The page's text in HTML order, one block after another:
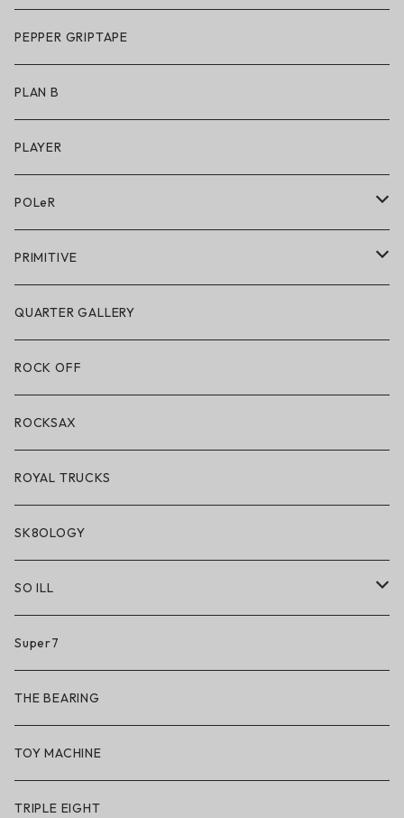
アパレル
アクセサリー
キッズシューズ
サングラス
アンダーウェア
シューズ
アクセサリー・小物
PEPPER GRIPTAPE
PLAN B
PLAYER
POLeR
POLeR × GRIZZLY
POLeR × LAKAI
アパレル
アクセサリー・小物
PRIMITIVE
アパレル
ハードグッズ
QUARTER GALLERY
ROCK OFF
ROCKSAX
ROYAL TRUCKS
SK8OLOGY
SO ILL
So iLL
So iLL × ON THE ROAM
BN3TH × So iLL × ON THE ROAM
Super7
THE BEARING
TOY MACHINE
TRIPLE EIGHT